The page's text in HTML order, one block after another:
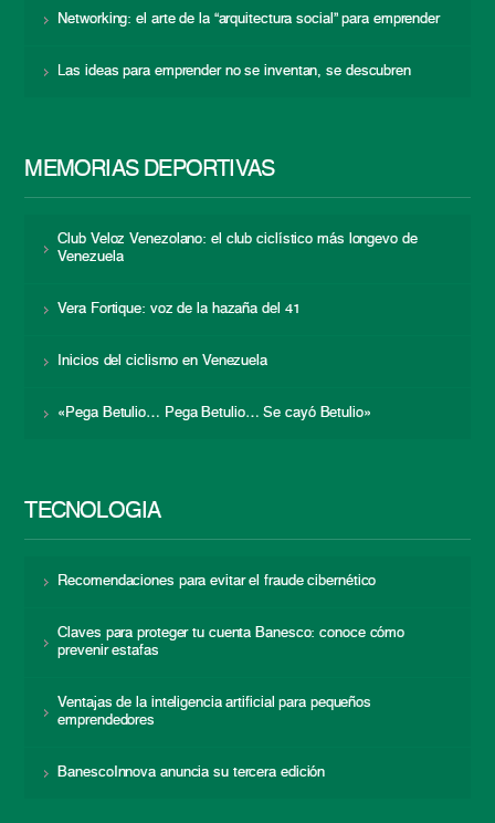
Networking: el arte de la “arquitectura social” para emprender
Las ideas para emprender no se inventan, se descubren
MEMORIAS DEPORTIVAS
Club Veloz Venezolano: el club ciclístico más longevo de
Venezuela
Vera Fortique: voz de la hazaña del 41
Inicios del ciclismo en Venezuela
«Pega Betulio… Pega Betulio… Se cayó Betulio»
TECNOLOGÍA
Recomendaciones para evitar el fraude cibernético
Claves para proteger tu cuenta Banesco: conoce cómo
prevenir estafas
Ventajas de la inteligencia artificial para pequeños
emprendedores
BanescoInnova anuncia su tercera edición